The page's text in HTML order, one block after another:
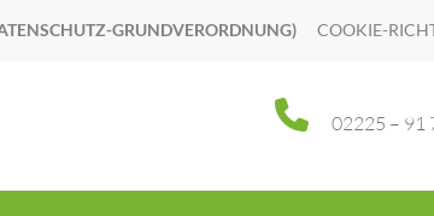
GRUNDVERORDNUNG) COOKIE-
02225 – 91